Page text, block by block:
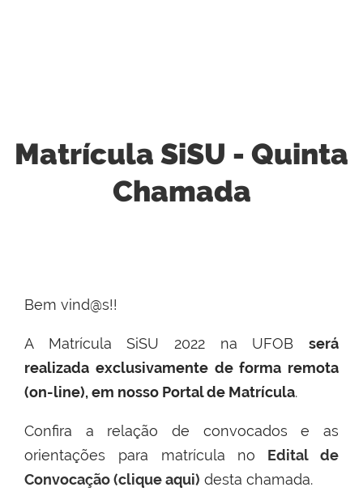
Matrícula SiSU - Quinta
Chamada
Bem vind@s!!
A Matrícula SiSU 2022 na UFOB será
realizada exclusivamente de forma remota
(on-line), em nosso Portal de Matrícula.
Confira a relação de convocados e as
orientações para matrícula no
Edital de
Convocação (clique aqui) desta chamada.